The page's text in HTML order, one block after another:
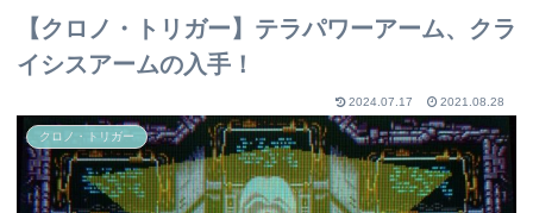
【クロノ・トリガー】テラパワーアーム、クラ
イシスアームの入手！
2024.07.17 2021.08.28
クロノ・トリガー